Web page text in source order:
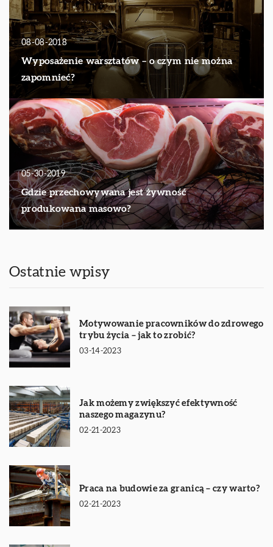
08-08-2018
Wyposażenie warsztatów – o czym nie można
zapomnieć?
05-30-2019
Gdzie przechowywana jest żywność
produkowana masowo?
Ostatnie wpisy
Motywowanie pracowników do zdrowego
trybu życia – jak to zrobić?
03-14-2023
Jak możemy zwiększyć efektywność
naszego magazynu?
02-21-2023
Praca na budowie za granicą – czy warto?
02-21-2023